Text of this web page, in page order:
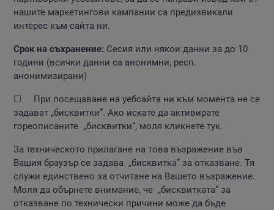
нашите маркетингови кампании са предизвикали
интерес към сайта ни.
Срок на съхранение: Сесия или някои данни за до 10
години (всички данни са анонимни, респ.
анонимизирани)
☐ При посещаване на уебсайта ни към момента не се
задават „бисквитки”. Ако искате да активирате
гореописаните „бисквитки”, моля кликнете тук.
За техническото прилагане на това възражение във
Вашия браузър се задава „бисквитка” за отказване. Тя
служи единствено за отчитане на Вашето възражение.
Моля да обърнете внимание, че „бисквитката” за
отказване по технически причини може да бъде